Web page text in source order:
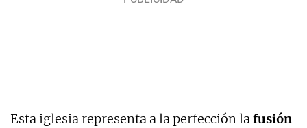
Esta iglesia representa a la perfección lafusión